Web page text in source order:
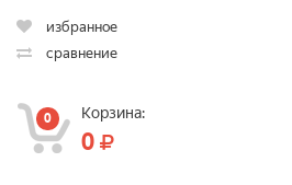
избранное
сравнение
0 Корзина:
0